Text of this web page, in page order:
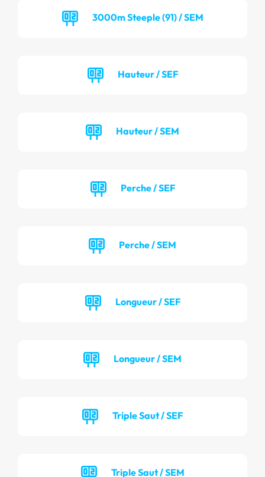
3000m Steeple (91) / SEM
Hauteur / SEF
Hauteur / SEM
Perche / SEF
Perche / SEM
Longueur / SEF
Longueur / SEM
Triple Saut / SEF
Triple Saut / SEM